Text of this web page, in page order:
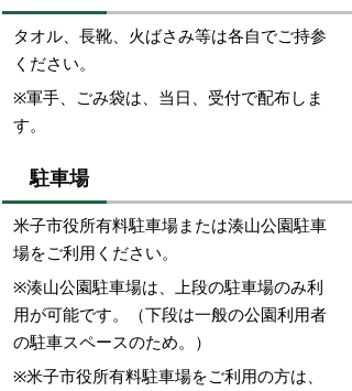
タオル、長靴、火ばさみ等は各自でご持参
ください。
※軍手、ごみ袋は、当日、受付で配布しま
す。
駐車場
米子市役所有料駐車場または湊山公園駐車
場をご利用ください。
※湊山公園駐車場は、上段の駐車場のみ利
用が可能です。（下段は一般の公園利用者
の駐車スペースのため。）
※米子市役所有料駐車場をご利用の方は、